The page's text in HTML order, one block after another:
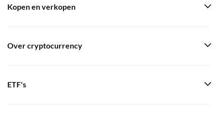
Kopen en verkopen
Over cryptocurrency
ETF's